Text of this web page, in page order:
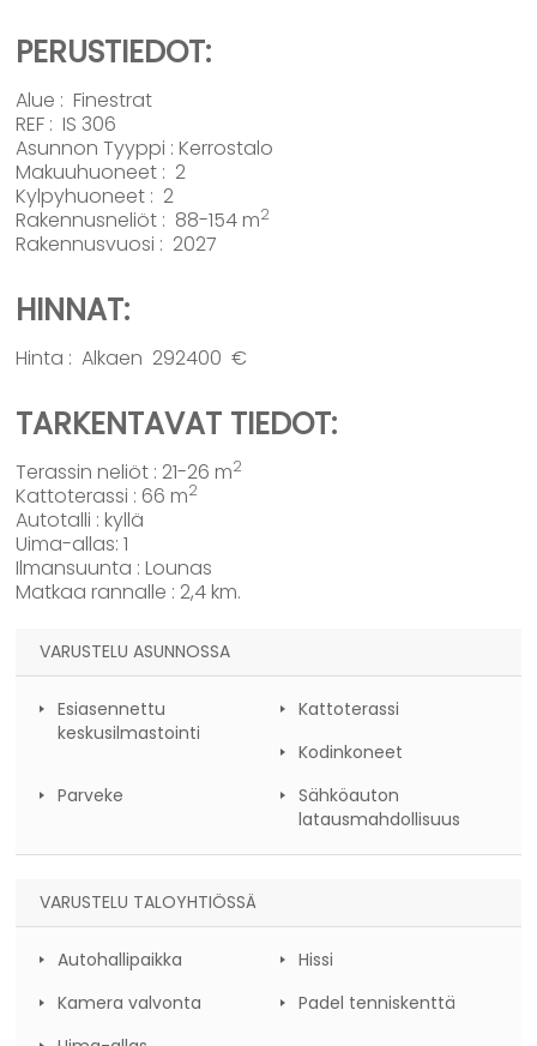
PERUSTIEDOT:
Alue :Finestrat
REF : IS 306
Asunnon Tyyppi :Kerrostalo
Makuuhuoneet : 2
Kylpyhuoneet : 2
Rakennusneliöt : 88-154 m2
Rakennusvuosi : 2027
HINNAT:
Hinta : Alkaen 292400 €
TARKENTAVAT TIEDOT:
Terassin neliöt : 21-26 m2
Kattoterassi : 66 m2
Autotalli : kyllä
Uima-allas: 1
Ilmansuunta : Lounas
Matkaa rannalle : 2,4 km.
VARUSTELU ASUNNOSSA
Esiasennettu
keskusilmastointi
Kattoterassi
Kodinkoneet
Parveke
Sähköauton
latausmahdollisuus
VARUSTELU TALOYHTIÖSSÄ
Autohallipaikka
Hissi
Kamera valvonta
Padel tenniskenttä